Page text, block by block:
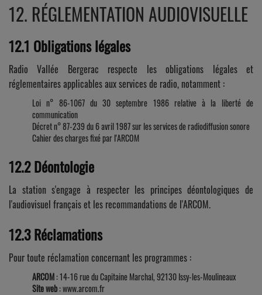
12. RÉGLEMENTATION AUDIOVISUELLE
12.1 Obligations légales
Radio Vallée Bergerac respecte les obligations légales et
réglementaires applicables aux services de radio, notamment :
Loi n° 86-1067 du 30 septembre 1986 relative à la liberté de
communication
Décret n° 87-239 du 6 avril 1987 sur les services de radiodiffusion sonore
Cahier des charges fixé par l'ARCOM
12.2 Déontologie
La station s'engage à respecter les principes déontologiques de
l'audiovisuel français et les recommandations de l'ARCOM.
12.3 Réclamations
Pour toute réclamation concernant les programmes :
ARCOM: 14-16 rue du Capitaine Marchal, 92130 Issy-les-Moulineaux
Site web: www.arcom.fr